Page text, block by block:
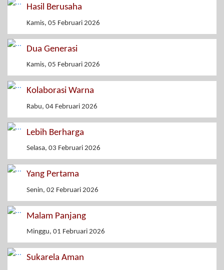
Hasil Berusaha
Kamis, 05 Februari 2026
Dua Generasi
Kamis, 05 Februari 2026
Kolaborasi Warna
Rabu, 04 Februari 2026
Lebih Berharga
Selasa, 03 Februari 2026
Yang Pertama
Senin, 02 Februari 2026
Malam Panjang
Minggu, 01 Februari 2026
Sukarela Aman